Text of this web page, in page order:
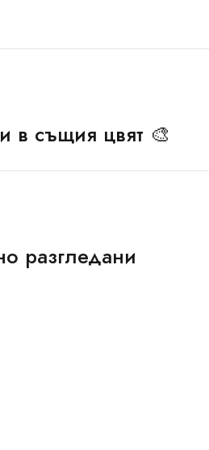
в същия цвят 🎨
разгледани